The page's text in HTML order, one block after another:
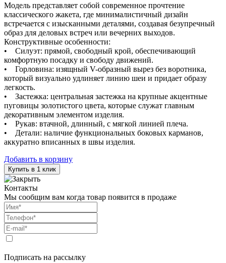
Модель представляет собой современное прочтение
классического жакета, где минималистичный дизайн
встречается с изысканными деталями, создавая безупречный
образ для деловых встреч или вечерних выходов.
Конструктивные особенности:
• Силуэт: прямой, свободный крой, обеспечивающий
комфортную посадку и свободу движений.
• Горловина: изящный V-образный вырез без воротника,
который визуально удлиняет линию шеи и придает образу
легкость.
• Застежка: центральная застежка на крупные акцентные
пуговицы золотистого цвета, которые служат главным
декоративным элементом изделия.
• Рукав: втачной, длинный, с мягкой линией плеча.
• Детали: наличие функциональных боковых карманов,
аккуратно вписанных в швы изделия.
Добавить в корзину
Купить в 1 клик
Контакты
Мы сообщим вам когда товар появится в продаже
Подписать на рассылку